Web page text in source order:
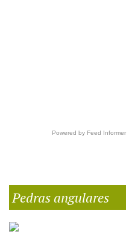
Powered by Feed Informer
Pedras angulares